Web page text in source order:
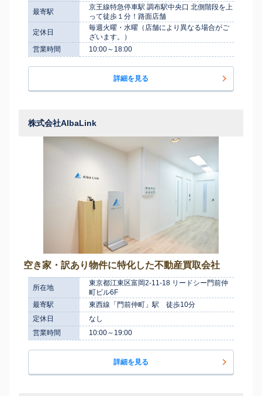
最寄駅
京王線特急停車駅 調布駅中央口 北側階段を上
って徒歩１分！路面店舗
定休日
毎週火曜・水曜（店舗により異なる場合がご
ざいます。）
営業時間
10:00～18:00
詳細を見る
株式会社AlbaLink
空き家・訳あり物件に特化した不動産買取会社
所在地
東京都江東区富岡2-11-18 リードシー門前仲
町ビル6F
最寄駅
東西線「門前仲町」駅 徒歩10分
定休日
なし
営業時間
10:00～19:00
詳細を見る